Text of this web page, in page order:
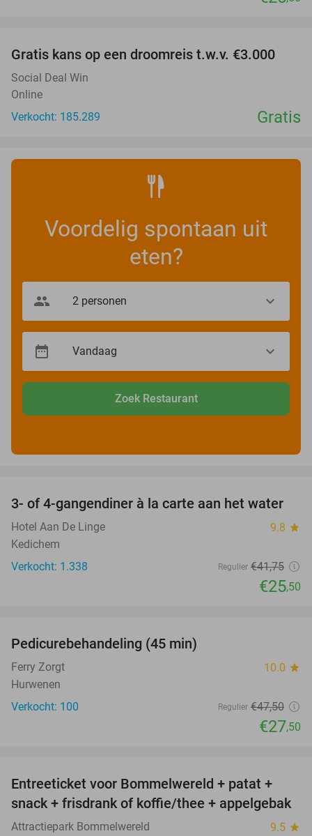
Gratis kans op een droomreis t.w.v. €3.000
Social Deal Win
Online
Verkocht: 185.289
Gratis
Voordelig spontaan uit
eten?
Zoek Restaurant
39%
3- of 4-gangendiner à la carte aan het water
Hotel Aan De Linge 9.8 star
Kedichem
Verkocht: 1.338
Regulier €41,75
€25,50
OUT
Pedicurebehandeling (45 min)
Ferry Zorgt 10.0 star
Hurwenen
Verkocht: 100
Regulier €47,50
€27,50
23%
Entreeticket voor Bommelwereld + patat +
snack + frisdrank of koffie/thee + appelgebak
Attractiepark Bommelwereld 9.5 star